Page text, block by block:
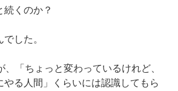
続くのか？
した。
、「ちょっと変わっているけれど、
やる人間」くらいには認識してもら